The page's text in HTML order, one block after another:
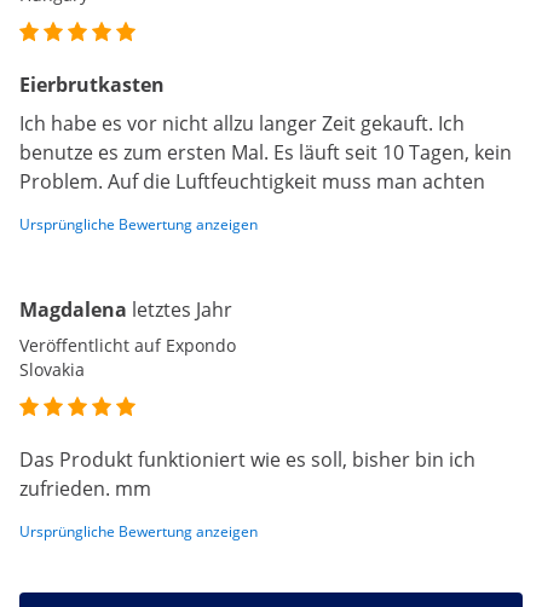
Eierbrutkasten
Ich habe es vor nicht allzu langer Zeit gekauft. Ich
benutze es zum ersten Mal. Es läuft seit 10 Tagen, kein
Problem. Auf die Luftfeuchtigkeit muss man achten
Ursprüngliche Bewertung anzeigen
Magdalena letztes Jahr
Veröffentlicht auf Expondo
Slovakia
Das Produkt funktioniert wie es soll, bisher bin ich
zufrieden. mm
Ursprüngliche Bewertung anzeigen